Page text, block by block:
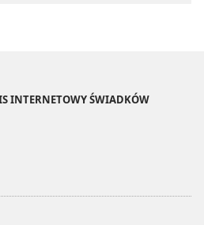
INTERNETOWY ŚWIADKÓW